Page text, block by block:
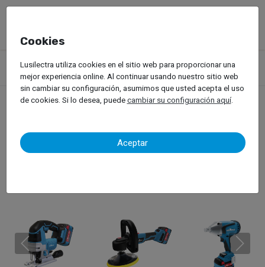
Productos
Herramientas Profesionales
Herramientas Electricas
Herramientas Electricas
Cookies
Lusilectra utiliza cookies en el sitio web para proporcionar una
mejor experiencia online. Al continuar usando nuestro sitio web
sin cambiar su configuración, asumimos que usted acepta el uso
de cookies. Si lo desea, puedecambiar su configuración aquí.
Aceptar